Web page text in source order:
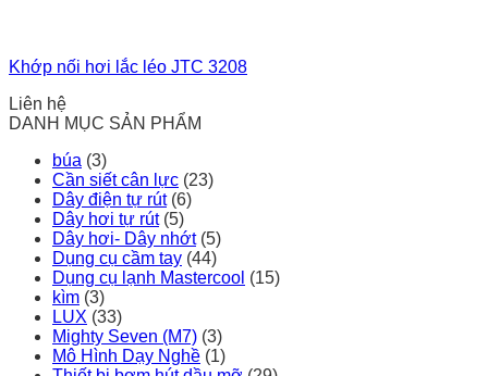
Khớp nối hơi lắc léo JTC 3208
Liên hệ
DANH MỤC SẢN PHẨM
búa (3)
Cần siết cân lực (23)
Dây điện tự rút (6)
Dây hơi tự rút (5)
Dây hơi- Dây nhớt (5)
Dụng cụ cầm tay (44)
Dụng cụ lạnh Mastercool (15)
kìm (3)
LUX (33)
Mighty Seven (M7) (3)
Mô Hình Dạy Nghề (1)